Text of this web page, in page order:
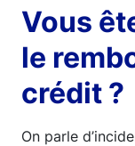
Vous
le
crédit ?
On parle